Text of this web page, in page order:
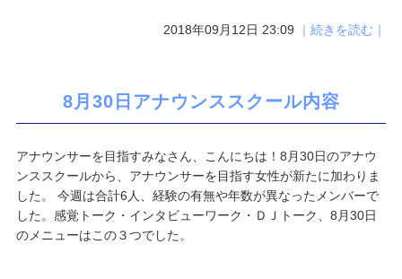
2018年09月12日 23:09 ｜続きを読む｜
8月30日アナウンススクール内容
アナウンサーを目指すみなさん、こんにちは！8月30日のアナウ
ンススクールから、アナウンサーを目指す女性が新たに加わりま
した。 今週は合計6人、経験の有無や年数が異なったメンバーで
した。感覚トーク・インタビューワーク・ＤＪトーク、8月30日
のメニューはこの３つでした。